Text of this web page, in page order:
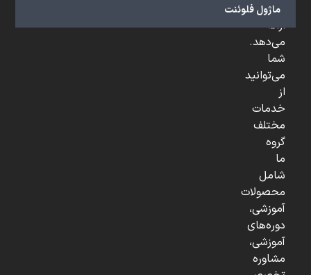
ماژول فلوئنت
...
ارائه
می‌دهد.
شما
می‌توانید
از
خدمات
مختلف
گروه
ما
شامل
محصولات
آموزشی،
دوره‌های
آموزشی،
مشاوره